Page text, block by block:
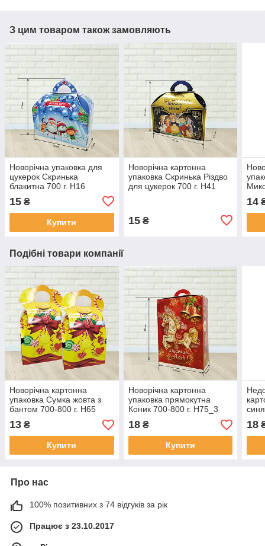
З цим товаром також замовляють
Новорічна упаковка для
цукерок Скринька
блакитна 700 г. Н16
15 ₴
Купити
Новорічна картонна
упаковка Скринька Різдво
для цукерок 700 г. Н41
15₴
14
Подібні товари компанії
Новорічна картонна
упаковка Сумка жовта з
бантом 700-800 г. Н65
13 ₴
Купити
Новорічна картонна
упаковка прямокутна
Коник 700-800 г. Н75_3
18₴
Купити
900
18
Про нас
100% позитивних з 74 відгуків за рік
Працює з 23.10.2017